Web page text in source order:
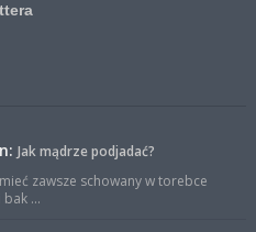
Jak mądrze podjadać?
zawsze schowany w torebce
...